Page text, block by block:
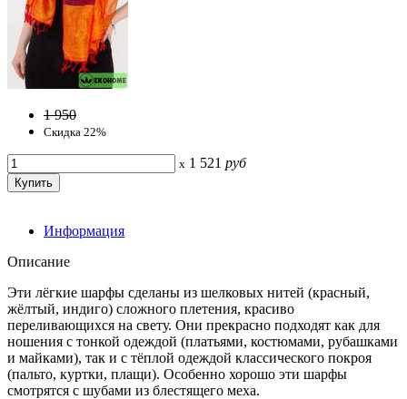
1 950
Скидка 22%
x 1 521 руб
Информация
Описание
Эти лёгкие шарфы сделаны из шелковых нитей (красный,
жёлтый, индиго) сложного плетения, красиво
переливающихся на свету. Они прекрасно подходят как для
ношения с тонкой одеждой (платьями, костюмами, рубашками
и майками), так и с тёплой одеждой классического покроя
(пальто, куртки, плащи). Особенно хорошо эти шарфы
смотрятся с шубами из блестящего меха.